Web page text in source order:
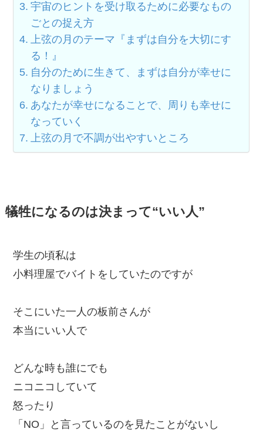
宇宙のヒントを受け取るために必要なもの
ごとの捉え方
上弦の月のテーマ『まずは自分を大切にす
る！』
自分のために生きて、まずは自分が幸せに
なりましょう
あなたが幸せになることで、周りも幸せに
なっていく
上弦の月で不調が出やすいところ
犠牲になるのは決まって“いい人”
学生の頃私は
小料理屋でバイトをしていたのですが
そこにいた一人の板前さんが
本当にいい人で
どんな時も誰にでも
ニコニコしていて
怒ったり
「NO」と言っているのを見たことがないし